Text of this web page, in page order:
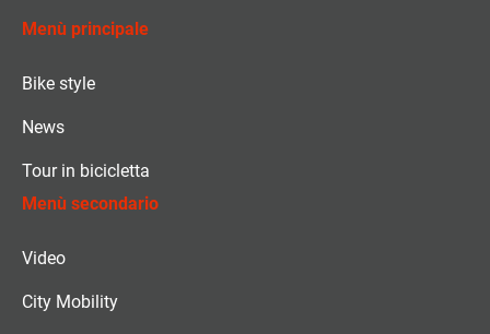
Menù principale
Bike style
News
Tour in bicicletta
Menù secondario
Video
City Mobility